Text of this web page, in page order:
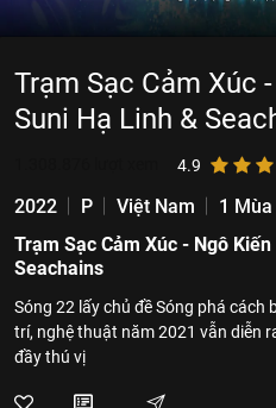
Trạm Sạc Cảm Xúc
Suni Hạ Linh &
4.9
2022 P Việt Nam 1 Mùa
Trạm Sạc Cảm Xúc - Ngô
Seachains
Sóng 22 lấy chủ đề Sóng phá cách
trí, nghệ thuật năm 2021 vẫn diễn
đầy thú vị